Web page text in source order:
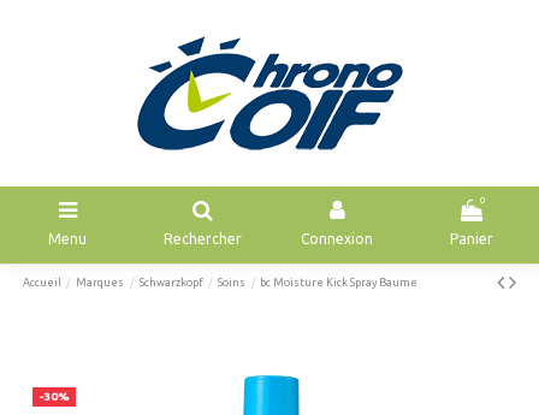
Menu Rechercher Connexion
0
Panier
Accueil Marques Schwarzkopf Soins bc Moisture Kick Spray Baume
-30%